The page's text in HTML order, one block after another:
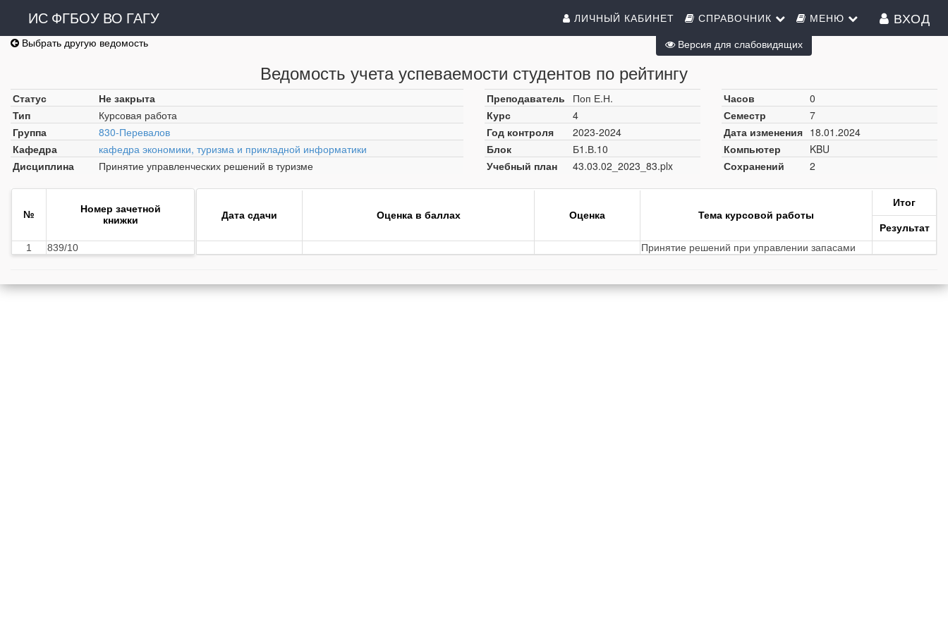
ИС ФГБОУ ВО ГАГУ ЛИЧНЫЙ КАБИНЕТ СПРАВОЧНИК МЕНЮ ВХОД
Выбрать другую ведомость
Ведомость учета успеваемости студентов по рейтингу
Статус
Не закрыта
Тип
Курсовая работа
Группа
830-Перевалов
Кафедра
кафедра экономики, туризма и прикладной информатики
Дисциплина
Принятие управленческих решений в туризме
Преподаватель
Поп Е.Н.
Курс
4
Год контроля
2023-2024
Блок
Б1.В.10
Учебный план
43.03.02_2023_83.plx
Часов
0
Семестр
7
Дата изменения 18.01.2024
Компьютер
KBU
Сохранений
2
№
Номер зачетной
книжки
1 839/10
Дата сдачи Оценка в баллах Оценка Тема курсовой работы
Итог
Результат
Принятие решений при управлении запасами
Версия для слабовидящих